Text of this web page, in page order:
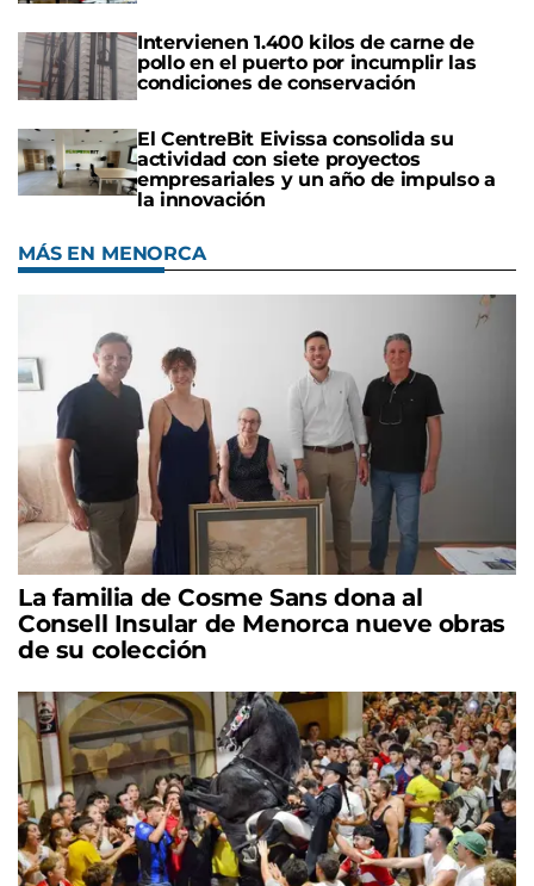
Intervienen 1.400 kilos de carne de
pollo en el puerto por incumplir las
condiciones de conservación
El CentreBit Eivissa consolida su
actividad con siete proyectos
empresariales y un año de impulso a
la innovación
MÁS EN MENORCA
La familia de Cosme Sans dona al
Consell Insular de Menorca nueve obras
de su colección